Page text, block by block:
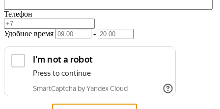
Телефон
Удобное время -